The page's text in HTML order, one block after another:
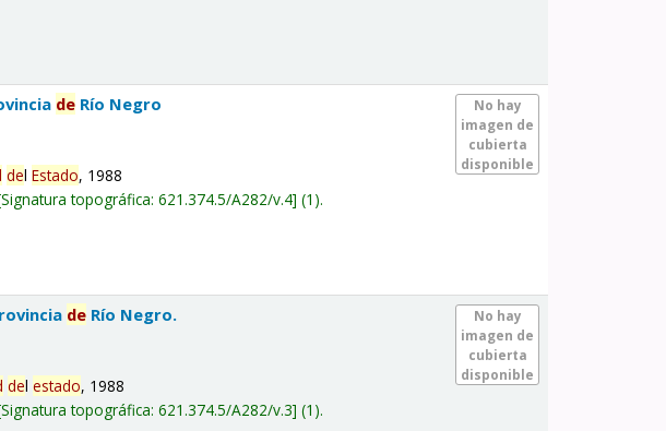
No hay
imagen de
cubierta
disponible
de Río Negro
delEstado, 1988
Signatura topográfica:621.374.5/A282/v.4 (1).
No hay
imagen de
cubierta
disponible
de Río Negro.
delestado, 1988
Signatura topográfica:621.374.5/A282/v.3 (1).